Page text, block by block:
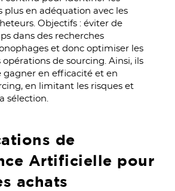
plus en adéquation avec les
Objectifs : éviter de
dans des recherches
et donc optimiser les
opérations de sourcing. Ainsi, ils
en efficacité et en
en limitant les risques et
sélection.
de
Artificielle pour
achats